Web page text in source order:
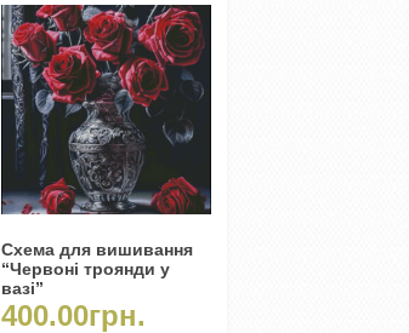
Схема для вишивання
“Червоні троянди у
вазі”
400.00грн.